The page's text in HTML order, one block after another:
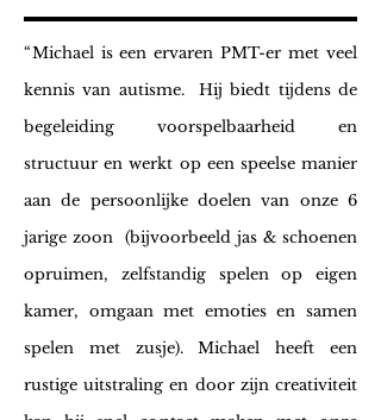
“Michael is een ervaren PMT-er met veel
kennis van autisme. Hij biedt tijdens de
begeleiding voorspelbaarheid en
structuur en werkt op een speelse manier
aan de persoonlijke doelen van onze 6
jarige zoon (bijvoorbeeld jas & schoenen
opruimen, zelfstandig spelen op eigen
kamer, omgaan met emoties en samen
spelen met zusje). Michael heeft een
rustige uitstraling en door zijn creativiteit